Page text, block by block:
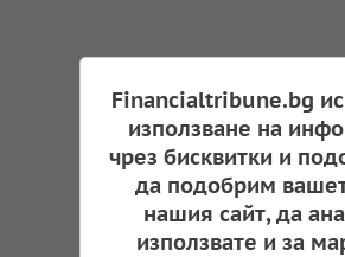
Financialtribune.bg
използване на
чрез бисквитки и
да подобрим
нашия сайт, да
използвате и за